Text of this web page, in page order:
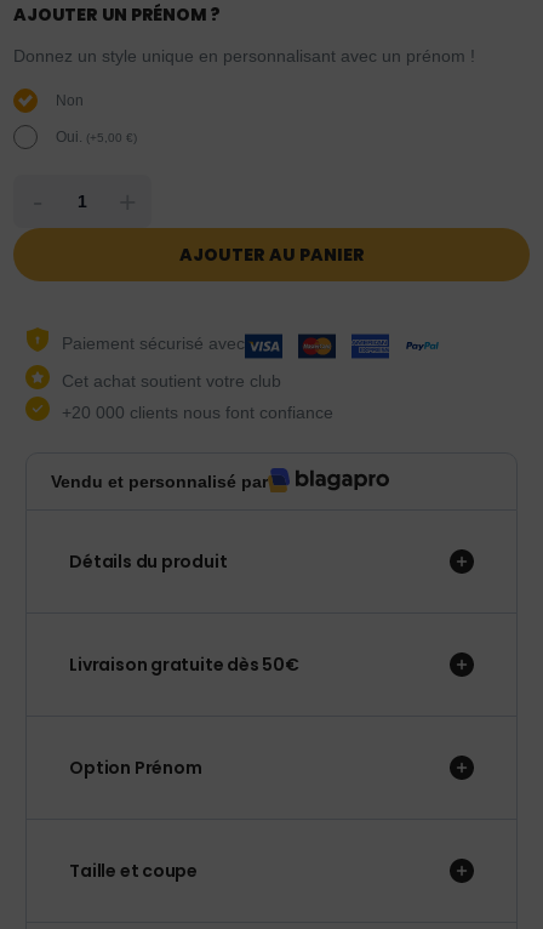
AJOUTER UN PRÉNOM ?
Donnez un style unique en personnalisant avec un prénom !
Non
Oui. (+5,00€)
AJOUTER AU PANIER
Paiement sécurisé avec
Cet achat soutient votre club
+20 000 clients nous font confiance
Vendu et personnalisé par
Détails du produit
Livraison gratuite dès 50€
Option Prénom
Taille et coupe